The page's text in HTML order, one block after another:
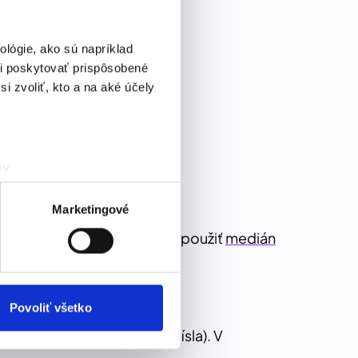
ako sú napríklad
poskytovať prispôsobené
zvoliť, kto a na aké účely
prstov).
. Súhlas môžete
v oblasti sociálnych
ktoré ste im poskytli
Marketingové
Povoliť všetko
priemerná teplota?
prípadoch je vhodné použiťmedián
vysoké alebo nízke čísla). V